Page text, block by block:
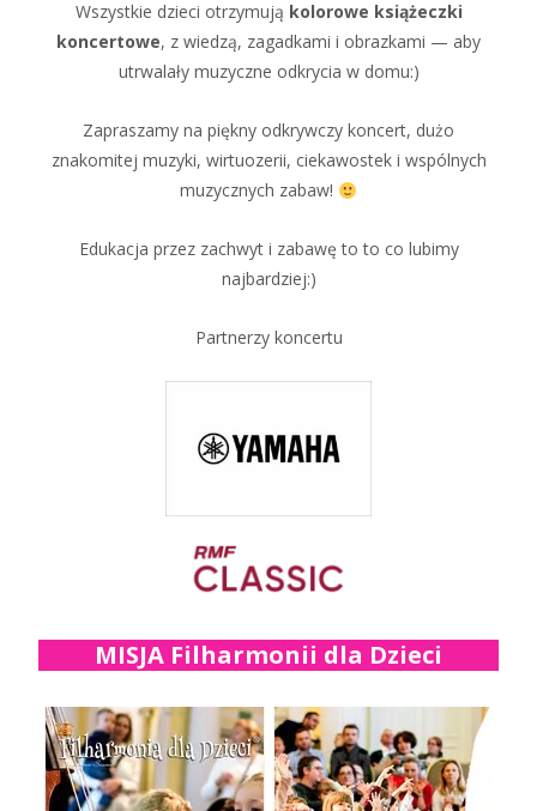
Wszystkie dzieci otrzymują kolorowe książeczki
koncertowe, z wiedzą, zagadkami i obrazkami — aby
utrwalały muzyczne odkrycia w domu:)
Zapraszamy na piękny odkrywczy koncert, dużo
znakomitej muzyki, wirtuozerii, ciekawostek i wspólnych
muzycznych zabaw!
Edukacja przez zachwyt i zabawę to to co lubimy
najbardziej:)
Partnerzy koncertu
MISJA Filharmonii dla Dzieci